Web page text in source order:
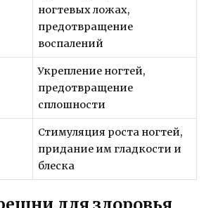
ногтевых ложах,
предотвращение
воспалений
Укрепление ногтей,
предотвращение
сплошности
Стимуляция роста ногтей,
придание им гладкости и
блеска